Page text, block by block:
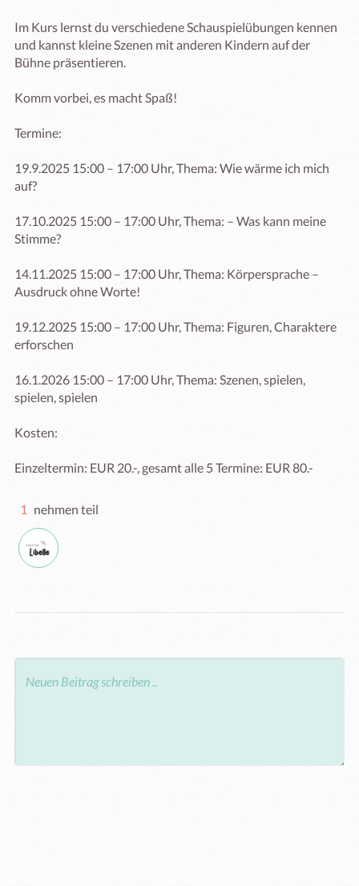
Im Kurs lernst du verschiedene Schauspielübungen kennen
und kannst kleine Szenen mit anderen Kindern auf der
Bühne präsentieren.
Komm vorbei, es macht Spaß!
Termine:
19.9.2025 15:00 – 17:00 Uhr, Thema: Wie wärme ich mich
auf?
17.10.2025 15:00 – 17:00 Uhr, Thema: – Was kann meine
Stimme?
14.11.2025 15:00 – 17:00 Uhr, Thema: Körpersprache –
Ausdruck ohne Worte!
19.12.2025 15:00 – 17:00 Uhr, Thema: Figuren, Charaktere
erforschen
16.1.2026 15:00 – 17:00 Uhr, Thema: Szenen, spielen,
spielen, spielen
Kosten:
Einzeltermin: EUR 20.-, gesamt alle 5 Termine: EUR 80.-
1 nehmen teil